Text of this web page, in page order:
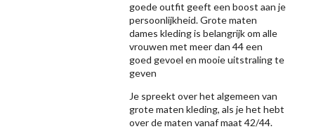
goede outfit geeft een boost aan je
persoonlijkheid. Grote maten
dames kleding is belangrijk om alle
vrouwen met meer dan 44 een
goed gevoel en mooie uitstraling te
geven
Je spreekt over het algemeen van
grote maten kleding, als je het hebt
over de maten vanaf maat 42/44.